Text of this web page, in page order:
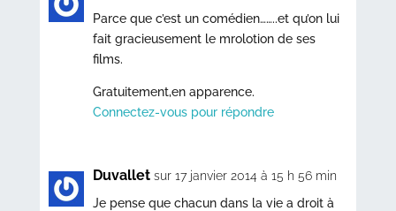
Parce que c’est un comédien……..et qu’on lui
fait gracieusement le mrolotion de ses
films.
Gratuitement,en apparence.
Connectez-vous pour répondre
Duvallet sur 17 janvier 2014 à 15 h 56 min
Je pense que chacun dans la vie a droit à